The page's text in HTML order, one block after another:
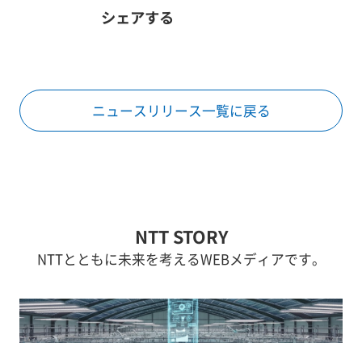
シェアする
ニュースリリース一覧に戻る
NTT STORY
NTTとともに未来を考えるWEBメディアです。